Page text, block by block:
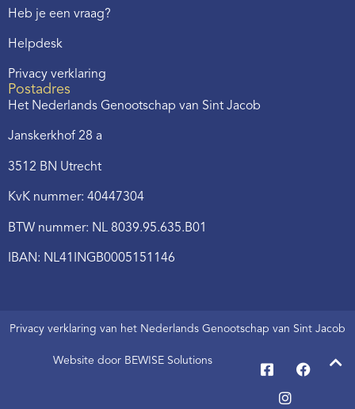
Heb je een vraag?
Helpdesk
Privacy verklaring
Postadres
Het Nederlands Genootschap van Sint Jacob
Janskerkhof 28 a
3512 BN Utrecht
KvK nummer: 40447304
BTW nummer: NL 8039.95.635.B01
IBAN: NL41INGB0005151146
Privacy verklaring van het Nederlands Genootschap van Sint Jacob
Website door BEWISE Solutions